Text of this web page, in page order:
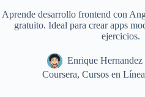
Aprende desarrollo frontend con
gratuito. Ideal para crear apps
ejercicios.
Enrique Hernandez
Coursera, Cursos en Línea